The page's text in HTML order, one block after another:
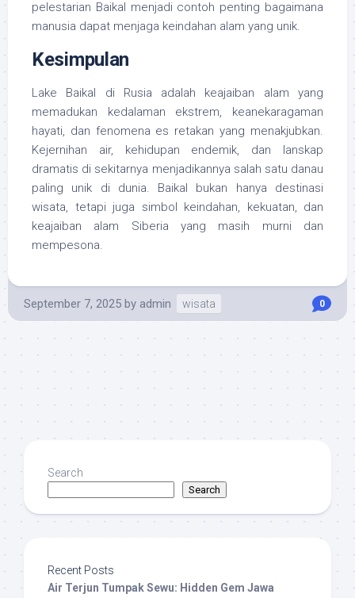
pelestarian Baikal menjadi contoh penting bagaimana
manusia dapat menjaga keindahan alam yang unik.
Kesimpulan
Lake Baikal di Rusia adalah keajaiban alam yang
memadukan kedalaman ekstrem, keanekaragaman
hayati, dan fenomena es retakan yang menakjubkan.
Kejernihan air, kehidupan endemik, dan lanskap
dramatis di sekitarnya menjadikannya salah satu danau
paling unik di dunia. Baikal bukan hanya destinasi
wisata, tetapi juga simbol keindahan, kekuatan, dan
keajaiban alam Siberia yang masih murni dan
mempesona.
September 7, 2025 by admin wisata 0
Search
Search
Recent Posts
Air Terjun Tumpak Sewu: Hidden Gem Jawa